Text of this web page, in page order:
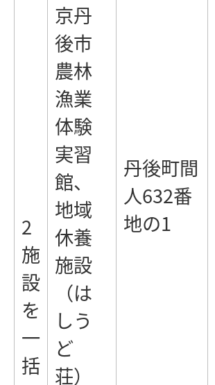
2
施
設
を
一
括
京丹
後市
農林
漁業
体験
実習
館、
地域
休養
施設
（は
しう
ど
荘）
丹後町間
人632番
地の1